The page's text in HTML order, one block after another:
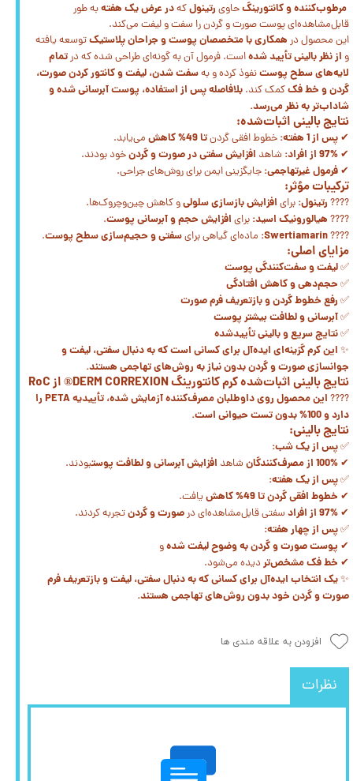
مرطوب‌کننده و کانتورینگحاوی رتینولکهدر عرض یک هفتهبه طور
قابل‌مشاهده‌ای پوست صورت و گردن را سفت و لیفت می‌کند.
این محصول در همکاری با متخصصان پوست و جراحان پلاستیکتوسعه یافته
و از نظر بالینی تأیید شدهاست. فرمول آن به گونه‌ای طراحی شده که درتمام
لایه‌های سطح پوستنفوذ کرده و بهسفت شدن، لیفت و کانتور کردن صورت،
گردن و خط فککمک کند. بلافاصله پس از استفاده، پوست آبرسانی شده و
شاداب‌تر به نظر می‌رسد.
نتایج بالینی اثبات‌شده:
✔ پس از 1 هفته: خطوط افقی گردنتا 49% کاهش
می‌یابد.
✔ 97% از افراد: شاهد افزایش سفتی در صورت و گردنخود بودند.
✔ فرمول غیرتهاجمی: جایگزینی ایمن برای روش‌های جراحی.
ترکیبات مؤثر:
???? رتینول: برای افزایش بازسازی سلولیو کاهش چین‌وچروک‌ها.
???? هیالورونیک اسید: برای افزایش حجم و آبرسانی پوست.
????
Swertiamarin: ماده‌ای گیاهی برایسفتی و حجیم‌سازی سطح پوست.
مزایای اصلی:
✅لیفت و سفت‌کنندگی پوست
✅ حجم‌دهی و کاهش افتادگی
✅ رفع خطوط گردن و بازتعریف فرم صورت
✅آبرسانی و لطافت بیشتر پوست
✅نتایج سریع و بالینی تأییدشده
✨ این کرم گزینه‌ای ایده‌آل برای کسانی است که به دنبال سفتی، لیفت و
جوانسازی صورت و گردن بدون نیاز به روش‌های تهاجمی هستند.
نتایج بالینی اثبات‌شده کرم کانتورینگ DERM CORREXION® از RoC
????
این محصول روی داوطلبان مصرف‌کننده آزمایش شده، تأییدیه PETA را
دارد و 100% بدون تست حیوانی است.
نتایج بالینی:
✅پس از یک شب:
✔ 100% از مصرف‌کنندگان شاهد افزایش آبرسانی و لطافت پوستبودند.
✅پس از یک هفته:
✔ خطوط افقی گردن تا 49% کاهش
یافت.
✔ 97% از افراد سفتی قابل‌مشاهده‌ای درصورت و گردنتجربه کردند.
✅پس از چهار هفته:
✔ پوست صورت و گردن به وضوح لیفت شدهو
✔ خط فک مشخص‌تر دیده می‌شود.
✨یک انتخاب ایده‌آل برای کسانی که به دنبال سفتی، لیفت و بازتعریف فرم
صورت و گردن خود بدون روش‌های تهاجمی هستند.
افزودن به علاقه مندی ها
نظرات